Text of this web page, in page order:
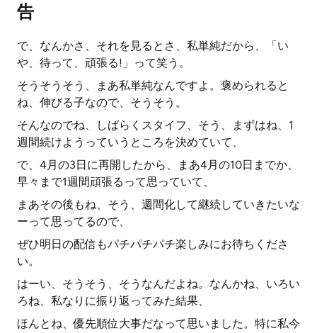
告
で、なんかさ、それを見るとさ、私単純だから、「い
や、待って、頑張る!」って笑う。
そうそうそう、まあ私単純なんですよ。褒められると
ね、伸びる子なので、そうそう。
そんなのでね、しばらくスタイフ、そう、まずはね、1
週間続けようっていうところを決めていて、
で、4月の3日に再開したから、まあ4月の10日までか、
早々まで1週間頑張るって思っていて、
まあその後もね、そう、週間化して継続していきたいな
ーって思ってるので、
ぜひ明日の配信もパチパチパチ楽しみにお待ちくださ
い。
はーい、そうそう、そうなんだよね。なんかね、いろい
ろね、私なりに振り返ってみた結果、
ほんとね、優先順位大事だなって思いました。特に私今